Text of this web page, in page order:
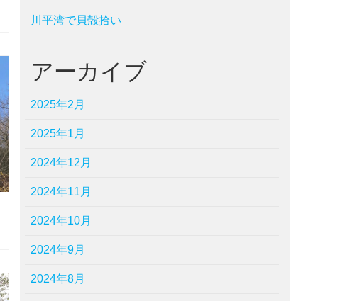
川平湾で貝殻拾い
アーカイブ
2025年2月
2025年1月
2024年12月
2024年11月
2024年10月
2024年9月
2024年8月